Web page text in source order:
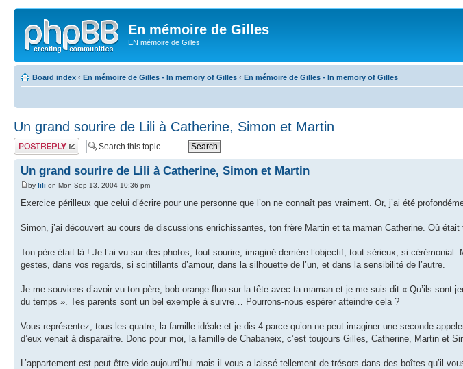
En mémoire de Gilles
EN mémoire de Gilles
Board index ‹ En mémoire de Gilles - In memory of Gilles ‹ En mémoire de Gilles - In memory of Gilles
Un grand sourire de Lili à Catherine, Simon et Martin
Post a reply
Un grand sourire de Lili à Catherine, Simon et Martin
by lili on Mon Sep 13, 2004 10:36 pm
Exercice périlleux que celui d’écrire pour une personne que l’on ne connaît pas vraiment. Or, j’ai été
Simon, j’ai découvert au cours de discussions enrichissantes, ton frère Martin et ta maman Catherine. Où était
Ton père était là ! Je l’ai vu sur des photos, tout sourire, imaginé derrière l’objectif, tout sérieux, si
gestes, dans vos regards, si scintillants d’amour, dans la silhouette de l’un, et dans la sensibilité de l’autre.
Je me souviens d’avoir vu ton père, bob orange fluo sur la tête avec ta maman et je me suis dit « Qu’ils sont
du temps ». Tes parents sont un bel exemple à suivre… Pourrons-nous espérer atteindre cela ?
Vous représentez, tous les quatre, la famille idéale et je dis 4 parce qu’on ne peut imaginer une seconde
d’eux venait à disparaître. Donc pour moi, la famille de Chabaneix, c’est toujours Gilles, Catherine, Martin et
L’appartement est peut être vide aujourd’hui mais il vous a laissé tellement de trésors dans des boîtes qu’il